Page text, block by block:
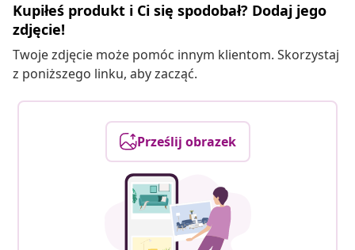
Kupiłeś produkt i Ci się spodobał? Dodaj jego
zdjęcie!
Twoje zdjęcie może pomóc innym klientom. Skorzystaj
z poniższego linku, aby zacząć.
Prześlij obrazek